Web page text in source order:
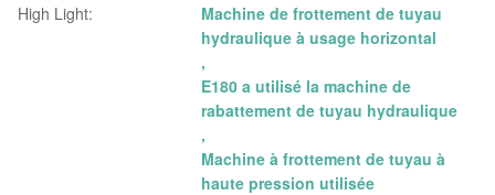
High Light:
Machine de frottement de tuyau
hydraulique à usage horizontal
,
E180 a utilisé la machine de
rabattement de tuyau hydraulique
,
Machine à frottement de tuyau à
haute pression utilisée